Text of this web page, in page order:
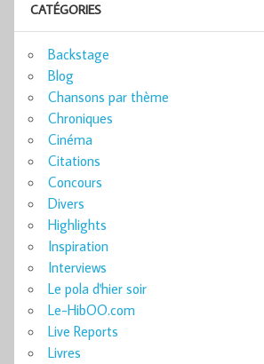
CATÉGORIES
Backstage
Blog
Chansons par thème
Chroniques
Cinéma
Citations
Concours
Divers
Highlights
Inspiration
Interviews
Le pola d'hier soir
Le-HibOO.com
Live Reports
Livres